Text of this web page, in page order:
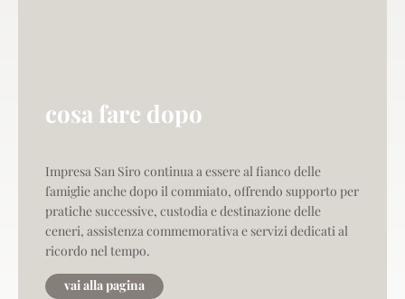
cosa fare dopo
Impresa San Siro continua a essere al fianco delle
famiglie anche dopo il commiato, offrendo supporto per
pratiche successive, custodia e destinazione delle
ceneri, assistenza commemorativa e servizi dedicati al
ricordo nel tempo.
vai alla pagina